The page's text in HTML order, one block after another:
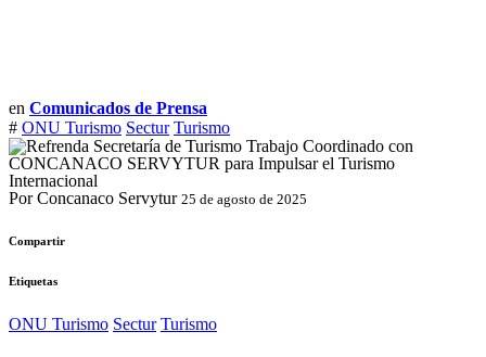
en Comunicados de Prensa
# ONU Turismo Sectur Turismo
Por Concanaco Servytur 25 de agosto de 2025
Compartir
Etiquetas
ONU Turismo Sectur Turismo